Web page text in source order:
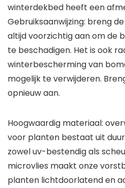
winterdekbed heeft een
Gebruiksaanwijzing: breng
altijd voorzichtig aan om de
te beschadigen. Het is ook
winterbescherming van
mogelijk te verwijderen.
opnieuw aan.
Hoogwaardig materiaal:
voor planten bestaat uit
zowel uv-bestendig als
microvlies maakt onze
planten lichtdoorlatend en